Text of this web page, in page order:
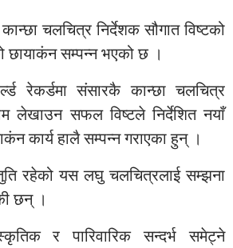
चलचित्र निर्देशक सौगात विष्टको
छायाकंन सम्पन्न भएको छ ।
रेकर्डमा संसारकै कान्छा चलचित्र
लेखाउन सफल विष्टले निर्देशित नयाँ
कार्य हालै सम्पन्न गराएका हुन् ।
रहेको यस लघु चलचित्रलाई सम्झना
छन् ।
र पारिवारिक सन्दर्भ समेट्ने